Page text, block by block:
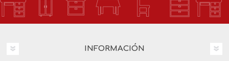
INFORMACIÓN